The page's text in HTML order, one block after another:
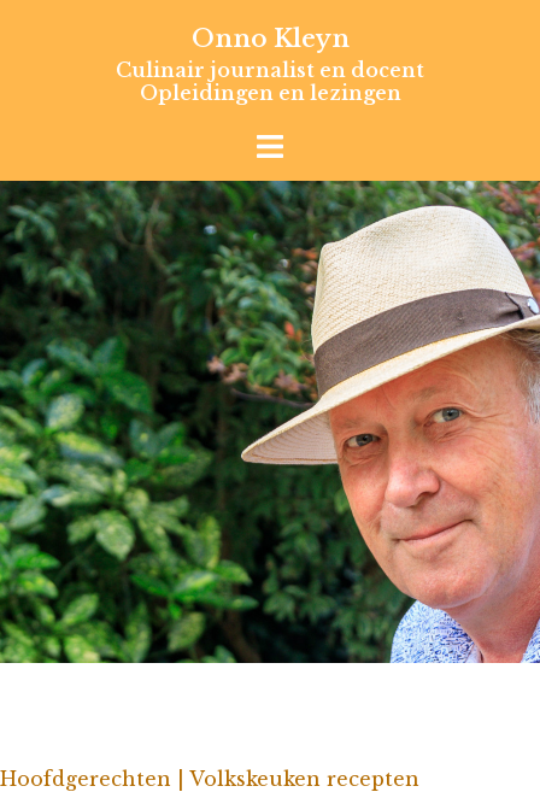
Onno Kleyn
Culinair journalist en docent
Opleidingen en lezingen
Hoofdgerechten | Volkskeuken recepten